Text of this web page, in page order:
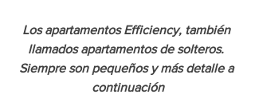
Los apartamentos Efficiency, también
llamados apartamentos de solteros.
Siempre son pequeños y más detalle a
continuación